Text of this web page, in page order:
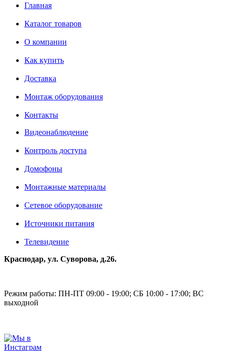
Главная
Каталог товаров
О компании
Как купить
Доставка
Монтаж оборудования
Контакты
Видеонаблюдение
Контроль доступа
Домофоны
Монтажные материалы
Сетевое оборудование
Источники питания
Телевидение
Краснодар, ул. Суворова, д.26.
Режим работы: ПН-ПТ 09:00 - 19:00; СБ 10:00 - 17:00; ВС
выходной